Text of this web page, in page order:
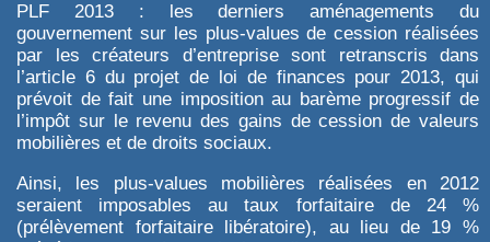
PLF 2013 : les derniers aménagements du
gouvernement sur les plus-values de cession réalisées
par les créateurs d’entreprise sont retranscris dans
l’article 6 du projet de loi de finances pour 2013, qui
prévoit de fait une imposition au barème progressif de
l’impôt sur le revenu des gains de cession de valeurs
mobilières et de droits sociaux.
Ainsi, les plus-values mobilières réalisées en 2012
seraient imposables au taux forfaitaire de 24 %
(prélèvement forfaitaire libératoire), au lieu de 19 %